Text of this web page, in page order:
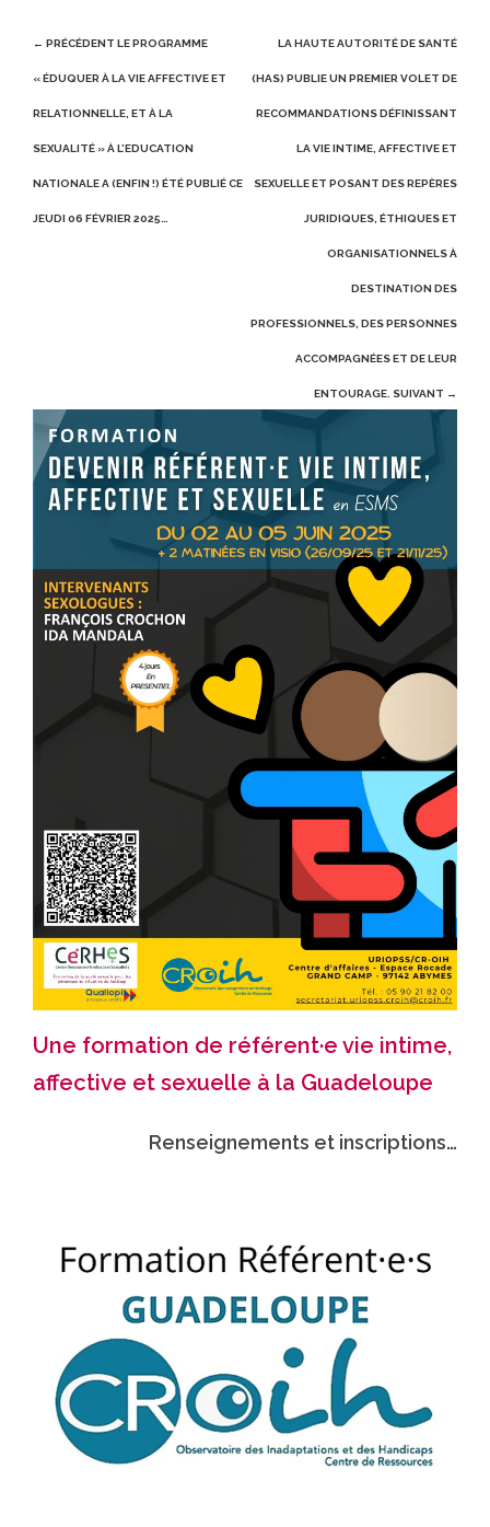
Post
navigation
← PRÉCÉDENT LE PROGRAMME
« ÉDUQUER À LA VIE AFFECTIVE ET
RELATIONNELLE, ET À LA
SEXUALITÉ » À L’EDUCATION
NATIONALE A (ENFIN !) ÉTÉ PUBLIÉ CE
JEUDI 06 FÉVRIER 2025…
LA HAUTE AUTORITÉ DE SANTÉ
(HAS) PUBLIE UN PREMIER VOLET DE
RECOMMANDATIONS DÉFINISSANT
LA VIE INTIME, AFFECTIVE ET
SEXUELLE ET POSANT DES REPÈRES
JURIDIQUES, ÉTHIQUES ET
ORGANISATIONNELS À
DESTINATION DES
PROFESSIONNELS, DES PERSONNES
ACCOMPAGNÉES ET DE LEUR
ENTOURAGE. SUIVANT →
Une formation de référent·e vie intime,
affective et sexuelle à la Guadeloupe
Renseignements et inscriptions…